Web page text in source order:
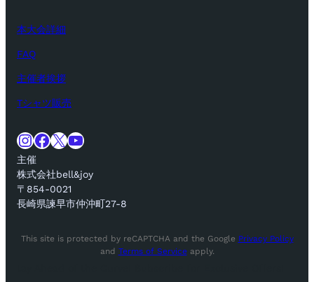
本大会詳細
FAQ
主催者挨拶
Tシャツ販売
InstagramFacebook X YouTube
主催
株式会社bell&joy
〒854-0021
長崎県諫早市仲沖町27-8
This site is protected by reCAPTCHA and the Google Privacy Policy
and Terms of Serviceapply.